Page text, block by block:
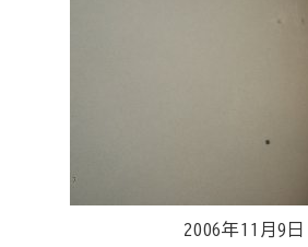
2006年11月9日